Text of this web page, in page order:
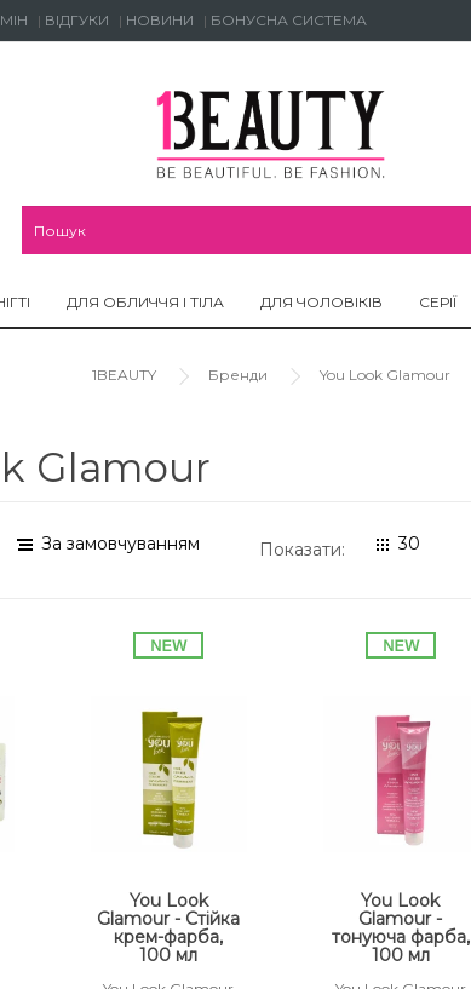
ВІДГУКИ НОВИНИ БОНУСНА СИСТЕМА
ДЛЯ ОБЛИЧЧЯ І ТІЛА ДЛЯ ЧОЛОВІКІВ СЕРІЇ
1BEAUTY Бренди You Look Glamour
Glamour
Показати:
You Look
Glamour - Стійка
крем-фарба,
100 мл
You Look
Glamour -
тонуюча фарба,
100 мл